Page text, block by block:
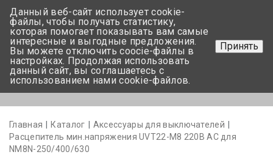
+375 17-350-99-56
+375 44-752-82-08
Задать вопрос
Главная Каталог
Аксессуары для выключателей
Расцепитель мин.напряжения UVT22-M8 220В AС для
NM8N-250/400/630
Данный веб-сайт использует cookie-
файлы, чтобы получать статистику,
которая помогает показывать вам самые
интересные и выгодные предложения.
Вы можете отключить coocie-файлы в
настройках. Продолжая использовать
данный сайт, вы соглашаетесь с
использованием нами cookie-файлов.
Принять